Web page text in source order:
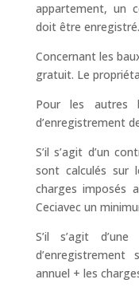
appartement, un
doit être enregistré.
Concernant les
gratuit. Le
Pour les autres
d’enregistrement
S’il s’agit d’un
sont calculés
charges imposés
Ceciavec un
S’il s’agit
annuel + les